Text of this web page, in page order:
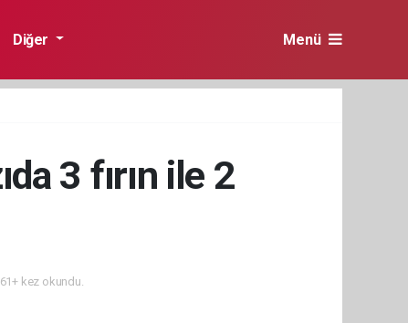
Diğer Menü
3 fırın ile 2
kez okundu.